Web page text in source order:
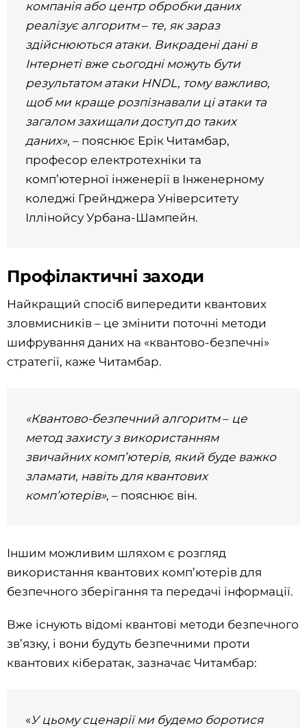
компанія або центр обробки даних
реалізує алгоритм– те, як зараз
здійснюються атаки. Викрадені дані в
Інтернеті вже сьогодні можуть бути
результатом атаки HNDL, тому важливо,
щоб ми краще розпізнавали ці атаки та
загалом захищали доступ до таких
даних», – пояснює Ерік Читамбар,
професор електротехніки та
комп’ютерної інженерії в Інженерному
коледжі Грейнджера Університету
Іллінойсу Урбана-Шампейн.
Профілактичні заходи
Найкращий спосіб випередити квантових
зловмисників – це змінити поточні методи
шифрування даних на «квантово-безпечні»
стратегії, каже Читамбар.
«Квантово-безпечний алгоритм– це
метод захисту з використанням
звичайних комп’ютерів, який буде важко
зламати, навіть для квантових
комп’ютерів», – пояснює він.
Іншим можливим шляхом є розгляд
використання квантових комп’ютерів для
безпечного зберігання та передачі інформації.
Вже існують відомі квантові методи безпечного
зв’язку, і вони будуть безпечними проти
квантових кібератак, зазначає Читамбар:
«У цьому сценарії ми будемо боротися